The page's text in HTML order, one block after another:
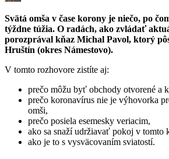
Svätá omša v čase korony je niečo, po
týždne túžia. O radách, ako zvládať
porozprával kňaz Michal Pavol, ktorý
Hruštín (okres Námestovo).
V tomto rozhovore zistíte aj:
prečo môžu byť obchody otvorené a
prečo koronavírus nie je výhovorka
omši,
prečo posiela esemesky veriacim,
ako sa snaží udržiavať pokoj v tomto
ako je to s vysväcovaním sviatostí.